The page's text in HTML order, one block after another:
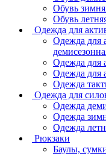
Обувь
Обувь
Одежда для
Одежда для
Одежда для
Одежда для
Одежда
Одежда для
Одежда
Одежда
Одежда
Рюкзаки
Баулы,